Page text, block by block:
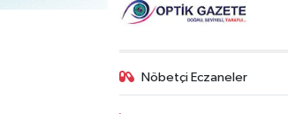
Nöbetçi Eczaneler